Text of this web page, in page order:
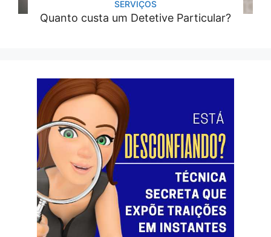
SERVIÇOS
Quanto custa um Detetive Particular?